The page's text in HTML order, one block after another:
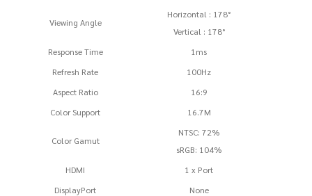
Viewing Angle
Horizontal : 178°
Vertical : 178°
Response Time
1ms
Refresh Rate
100Hz
Aspect Ratio
16:9
Color Support
16.7M
Color Gamut
NTSC: 72%
sRGB: 104%
HDMI
1 x Port
DisplayPort
None